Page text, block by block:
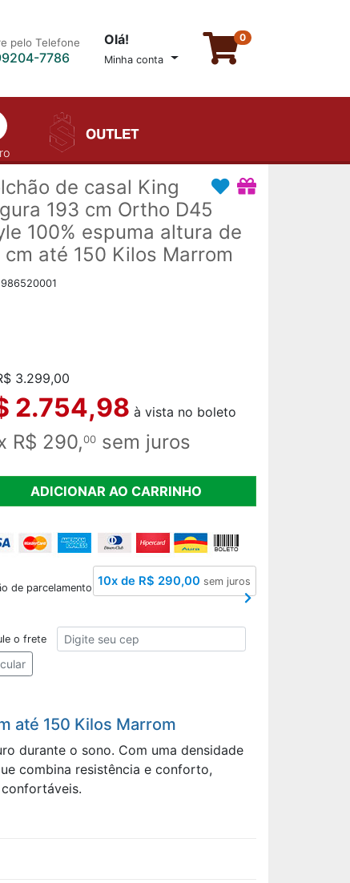
pelo Telefone
7786
Olá!
Minha conta
0
de casal King
193 cm Ortho D45
100% espuma altura de
cm até 150 Kilos Marrom
3.299,00
2.754,98 à vista no boleto
R$ 290,00 sem juros
ADICIONAR AO CARRINHO
de parcelamento 10x de R$ 290,00 sem juros
o freteCEP
até 150 Kilos Marrom
durante o sono. Com uma densidade
combina resistência e conforto,